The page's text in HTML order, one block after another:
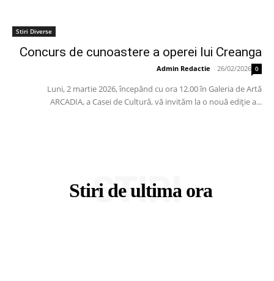
Stiri Diverse
Concurs de cunoastere a operei lui Creanga
Admin Redactie - 26/02/2026 0
Luni, 2 martie 2026, începând cu ora 12.00 în Galeria de Artă
ARCADIA, a Casei de Cultură, vă invităm la o nouă ediție a...
Stiri de ultima ora
STIRI